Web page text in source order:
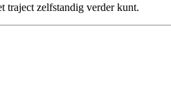
traject zelfstandig verder kunt.